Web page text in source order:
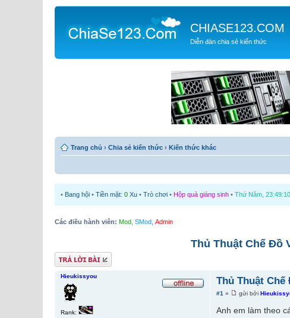
CHIASE123.COM
Diễn đàn chia sẻ kiến thức
Trang chủ › Chia sẻ kiến thức › Kiến thức khác
• Bang hội • Tiền mặt: 0 Xu • Trò chơi • Hộp quà giáng sinh • Thứ Năm,
Các điều hành viên: Mod SMod Admin
Thủ Thuật Chế Đồ
Gửi bài trả lời
Thủ Thuật Chế
#1 » gửi bởi
Anh em làm theo
Hieukissyou
Rank: